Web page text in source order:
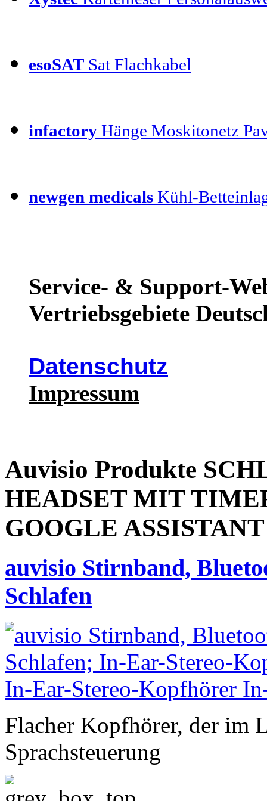
esoSAT Sat Flachkabel
infactory Hänge Moskitonetz
newgen medicals Kühl-
Service- & Support-
Vertriebsgebiete
Datenschutz
Impressum
Auvisio Produkte
HEADSET MIT
GOOGLE
auvisio Stirnband,
Schlafen
Flacher Kopfhörer, der im
Sprachsteuerung